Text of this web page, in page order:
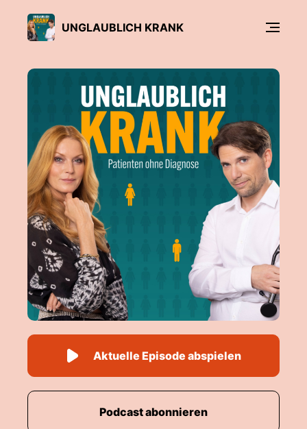
UNGLAUBLICH KRANK
Aktuelle Episode abspielen
Podcast abonnieren